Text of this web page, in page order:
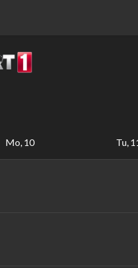
Mo, 10 Tu,